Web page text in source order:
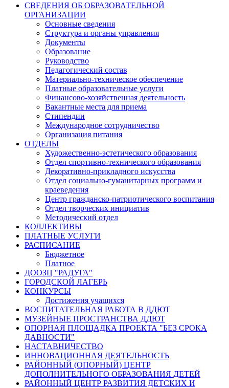
СВЕДЕНИЯ ОБ ОБРАЗОВАТЕЛЬНОЙ
ОРГАНИЗАЦИИ
Основные сведения
Структура и органы управления
Документы
Образование
Руководство
Педагогический состав
Материально-техническое обеспечение
Платные образовательные услуги
Финансово-хозяйственная деятельность
Вакантные места для приема
Стипендии
Международное сотрудничество
Организация питания
ОТДЕЛЫ
Художественно-эстетического образования
Отдел спортивно-технического образования
Декоративно-прикладного искусства
Отдел социально-гуманитарных программ и
краеведения
Центр гражданско-патриотического воспитания
Отдел творческих инициатив
Методический отдел
КОЛЛЕКТИВЫ
ПЛАТНЫЕ УСЛУГИ
РАСПИСАНИЕ
Бюджетное
Платное
ДООЗЦ "РАДУГА"
ГОРОДСКОЙ ЛАГЕРЬ
КОНКУРСЫ
Достижения учащихся
ВОСПИТАТЕЛЬНАЯ РАБОТА В ДДЮТ
МУЗЕЙНЫЕ ПРОСТРАНСТВА ДДЮТ
ОПОРНАЯ ПЛОЩАДКА ПРОЕКТА "БЕЗ СРОКА
ДАВНОСТИ"
НАСТАВНИЧЕСТВО
ИННОВАЦИОННАЯ ДЕЯТЕЛЬНОСТЬ
РАЙОННЫЙ (ОПОРНЫЙ) ЦЕНТР
ДОПОЛНИТЕЛЬНОГО ОБРАЗОВАНИЯ ДЕТЕЙ
РАЙОННЫЙ ЦЕНТР РАЗВИТИЯ ДЕТСКИХ И